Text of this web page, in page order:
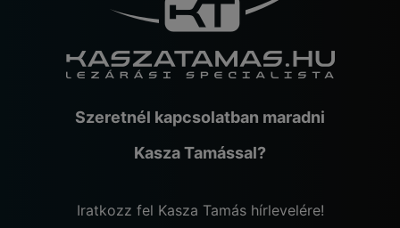
Szeretnél kapcsolatban maradni
Kasza Tamással?
Iratkozz fel Kasza Tamás hírlevelére!